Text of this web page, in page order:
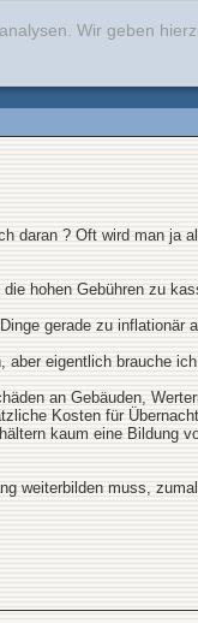
Wir geben
daran ? Oft wird man ja
hohen Gebühren zu
gerade zu inflationär
eigentlich brauche
an Gebäuden,
Kosten für
kaum eine Bildung
weiterbilden muss,